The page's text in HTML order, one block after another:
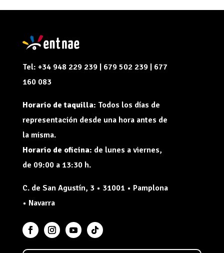
Tel: +34 948 229 239 | 679 502 239 | 677
160 083
Horario de taquilla: Todos los días de
representación desde una hora antes de
la misma.
Horario de oficina: de lunes a viernes,
de 09:00 a 13:30 h.
C. de San Agustín, 3 • 31001 • Pamplona
• Navarra